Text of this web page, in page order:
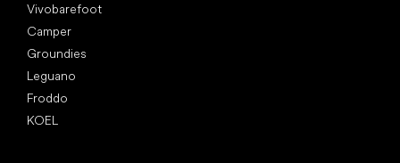
Vivobarefoot
Camper
Groundies
Leguano
Froddo
KOEL